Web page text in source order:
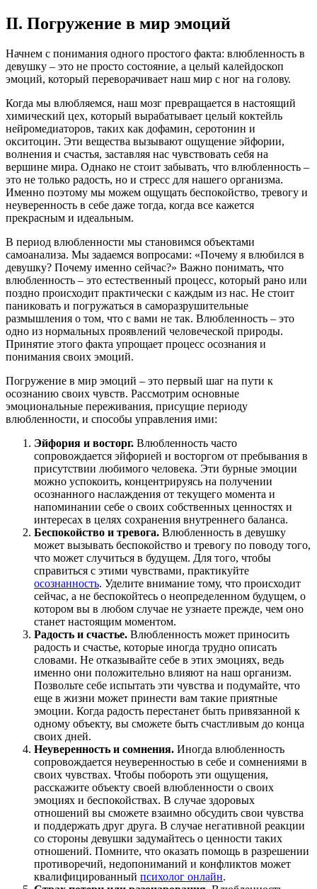
II. Погружение в мир эмоций
Начнем с понимания одного простого факта: влюбленность в
девушку – это не просто состояние, а целый калейдоскоп
эмоций, который переворачивает наш мир с ног на голову.
Когда мы влюбляемся, наш мозг превращается в настоящий
химический цех, который вырабатывает целый коктейль
нейромедиаторов, таких как дофамин, серотонин и
окситоцин. Эти вещества вызывают ощущение эйфории,
волнения и счастья, заставляя нас чувствовать себя на
вершине мира. Однако не стоит забывать, что влюбленность –
это не только радость, но и стресс для нашего организма.
Именно поэтому мы можем ощущать беспокойство, тревогу и
неуверенность в себе даже тогда, когда все кажется
прекрасным и идеальным.
В период влюбленности мы становимся объектами
самоанализа. Мы задаемся вопросами: «Почему я влюбился в
девушку? Почему именно сейчас?» Важно понимать, что
влюбленность – это естественный процесс, который рано или
поздно происходит практически с каждым из нас. Не стоит
паниковать и погружаться в саморазрушительные
размышления о том, что с вами не так. Влюбленность – это
одно из нормальных проявлений человеческой природы.
Принятие этого факта упрощает процесс осознания и
понимания своих эмоций.
Погружение в мир эмоций – это первый шаг на пути к
осознанию своих чувств. Рассмотрим основные
эмоциональные переживания, присущие периоду
влюбленности, и способы управления ими:
Эйфория и восторг. Влюбленность часто
сопровождается эйфорией и восторгом от пребывания в
присутствии любимого человека. Эти бурные эмоции
можно успокоить, концентрируясь на получении
осознанного наслаждения от текущего момента и
напоминании себе о своих собственных ценностях и
интересах в целях сохранения внутреннего баланса.
Беспокойство и тревога. Влюбленность в девушку
может вызывать беспокойство и тревогу по поводу того,
что может случиться в будущем. Для того, чтобы
справиться с этими чувствами, практикуйте
осознанность. Уделите внимание тому, что происходит
сейчас, а не беспокойтесь о неопределенном будущем, о
котором вы в любом случае не узнаете прежде, чем оно
станет настоящим моментом.
Радость и счастье. Влюбленность может приносить
радость и счастье, которые иногда трудно описать
словами. Не отказывайте себе в этих эмоциях, ведь
именно они положительно влияют на наш организм.
Позвольте себе испытать эти чувства и подумайте, что
еще в жизни может принести вам такие приятные
эмоции. Когда радость перестанет быть привязанной к
одному объекту, вы сможете быть счастливым до конца
своих дней.
Неуверенность и сомнения. Иногда влюбленность
сопровождается неуверенностью в себе и сомнениями в
своих чувствах. Чтобы побороть эти ощущения,
расскажите объекту своей влюбленности о своих
эмоциях и беспокойствах. В случае здоровых
отношений вы сможете взаимно обсудить свои чувства
и поддержать друг друга. В случае негативной реакции
со стороны девушки задумайтесь о ценности таких
отношений. Помните, что оказать помощь в разрешении
противоречий, недопониманий и конфликтов может
квалифицированный психолог онлайн.